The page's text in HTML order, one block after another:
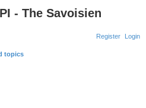
- The Savoisien
Login
Register
topics